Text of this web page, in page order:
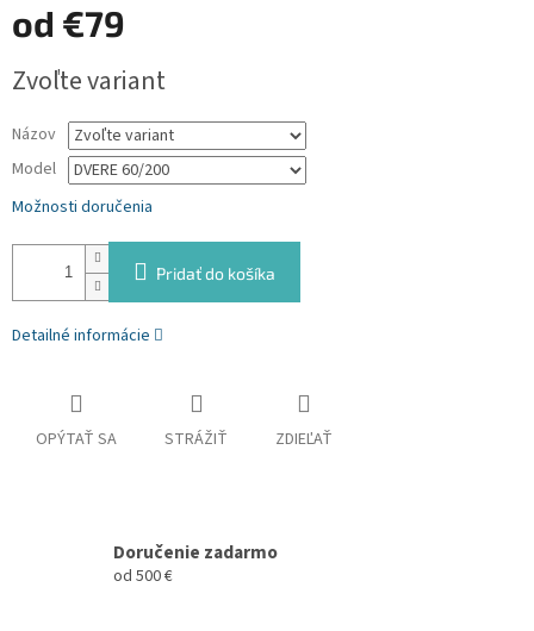
od €79
cena:
Zvoľte variant
Názov
Model
Možnosti doručenia
Pridať do košíka
Detailné informácie
OPÝTAŤ SA STRÁŽIŤ ZDIEĽAŤ
Doručenie zadarmo
od 500 €